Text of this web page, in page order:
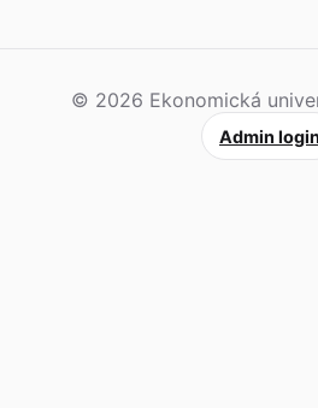
© 2026 Ekonomická
Admin login